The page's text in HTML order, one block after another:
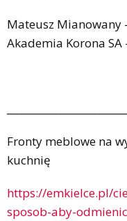
Mateusz Mianowany
Akademia Korona SA
Fronty meblowe na
kuchnię
https://emkielce.pl/
sposob-aby-